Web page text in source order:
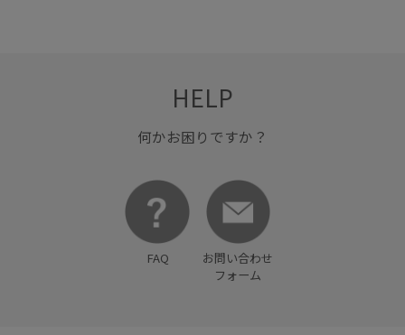
HELP
何かお困りですか？
FAQ
お問い合わせ
フォーム